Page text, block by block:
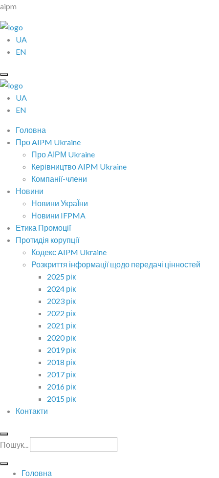
aipm
UA
EN
UA
EN
Головна
Про AIPM Ukraine
Про АІРМ Ukraine
Керівництво AIPM Ukraine
Компанії-члени
Новини
Новини УкраЇни
Новини IFPMA
Етика Промоції
Протидія корупції
Кодекс AIPM Ukraine
Розкриття інформації щодо передачі цінностей
2025 рік
2024 рік
2023 рік
2022 рік
2021 рік
2020 рік
2019 рік
2018 рік
2017 рік
2016 рік
2015 рік
Контакти
Пошук...
Головна